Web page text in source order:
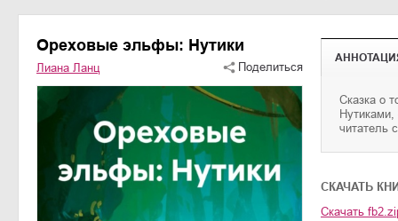
Ореховые эльфы: Нутики
Лиана Ланц Поделиться
Сказка о
Нутиками, с
читатель
CКАЧАТЬ
Скачать